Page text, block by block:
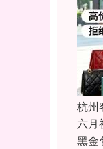
杭州
六月
黑金